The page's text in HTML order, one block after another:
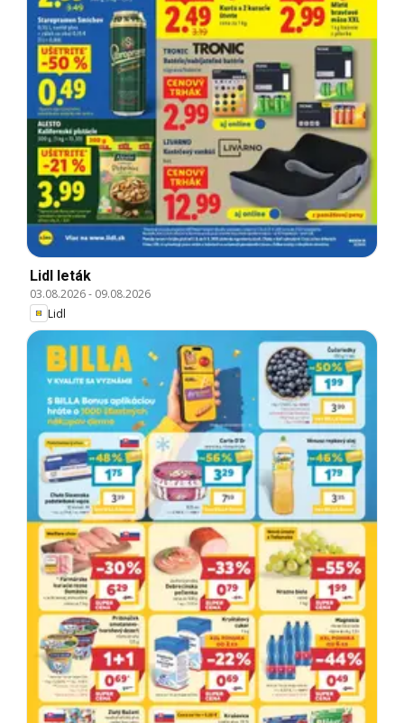
Lidl leták
03.08.2026- 09.08.2026
Lidl